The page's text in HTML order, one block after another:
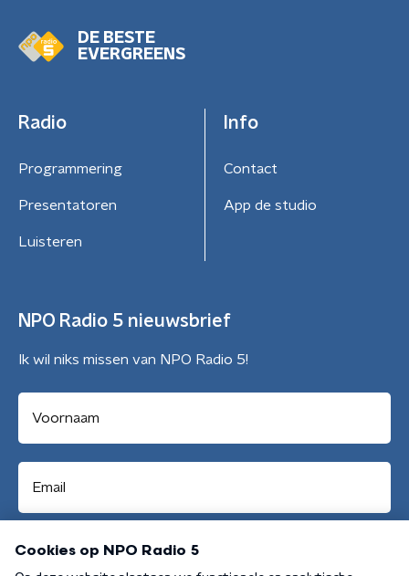
DE BESTE
EVERGREENS
Radio
Programmering
Presentatoren
Luisteren
Info
Contact
App de studio
NPO Radio 5 nieuwsbrief
Ik wil niks missen van NPO Radio 5!
Aanmelden